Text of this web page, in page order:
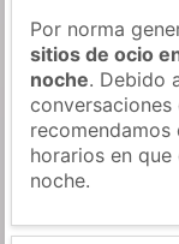
Por norma
sitios de ocio
noche. Debido
recomendamos
horarios en
noche.